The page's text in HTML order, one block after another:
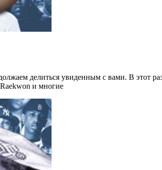
делиться увиденным с вами. В этот
и многие